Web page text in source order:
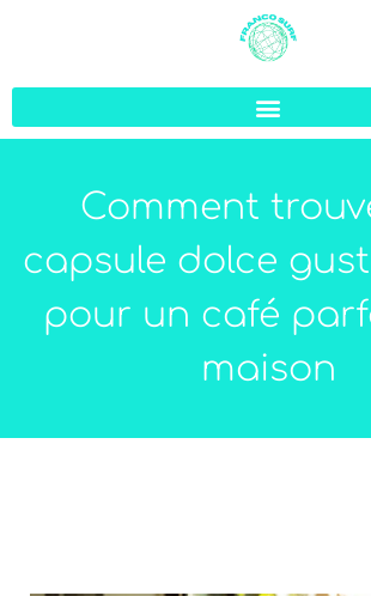
Comment
capsule dolce
pour un café
maison